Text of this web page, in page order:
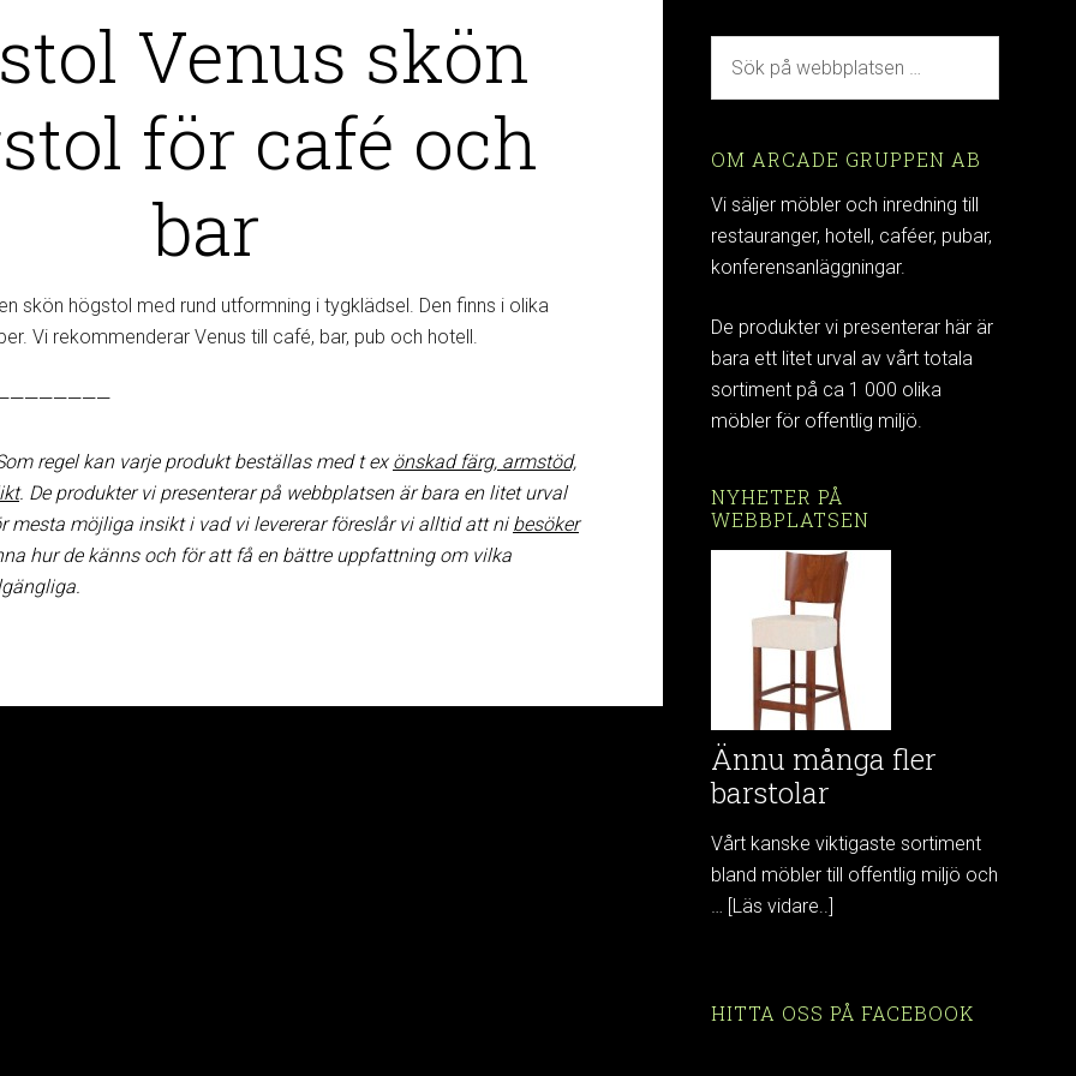
Venus skön
för café och
bar
skön högstol med rund utformning i tygklädsel. Den finns i olika
Vi rekommenderar Venus till café, bar, pub och hotell.
regel kan varje produkt beställas med t ex önskad färg, armstöd,
. De produkter vi presenterar på webbplatsen är bara en litet urval
mesta möjliga insikt i vad vi levererar föreslår vi alltid att ni besöker
hur de känns och för att få en bättre uppfattning om vilka
OM ARCADE GRUPPEN AB
Vi säljer möbler och inredning till
restauranger, hotell, caféer, pubar,
konferensanläggningar.
De produkter vi presenterar här är
bara ett litet urval av vårt totala
sortiment på ca 1 000 olika
möbler för offentlig miljö.
NYHETER PÅ
WEBBPLATSEN
Ännu många fler
barstolar
Vårt kanske viktigaste sortiment
bland möbler till offentlig miljö och
… [Läs vidare..]
HITTA OSS PÅ FACEBOOK